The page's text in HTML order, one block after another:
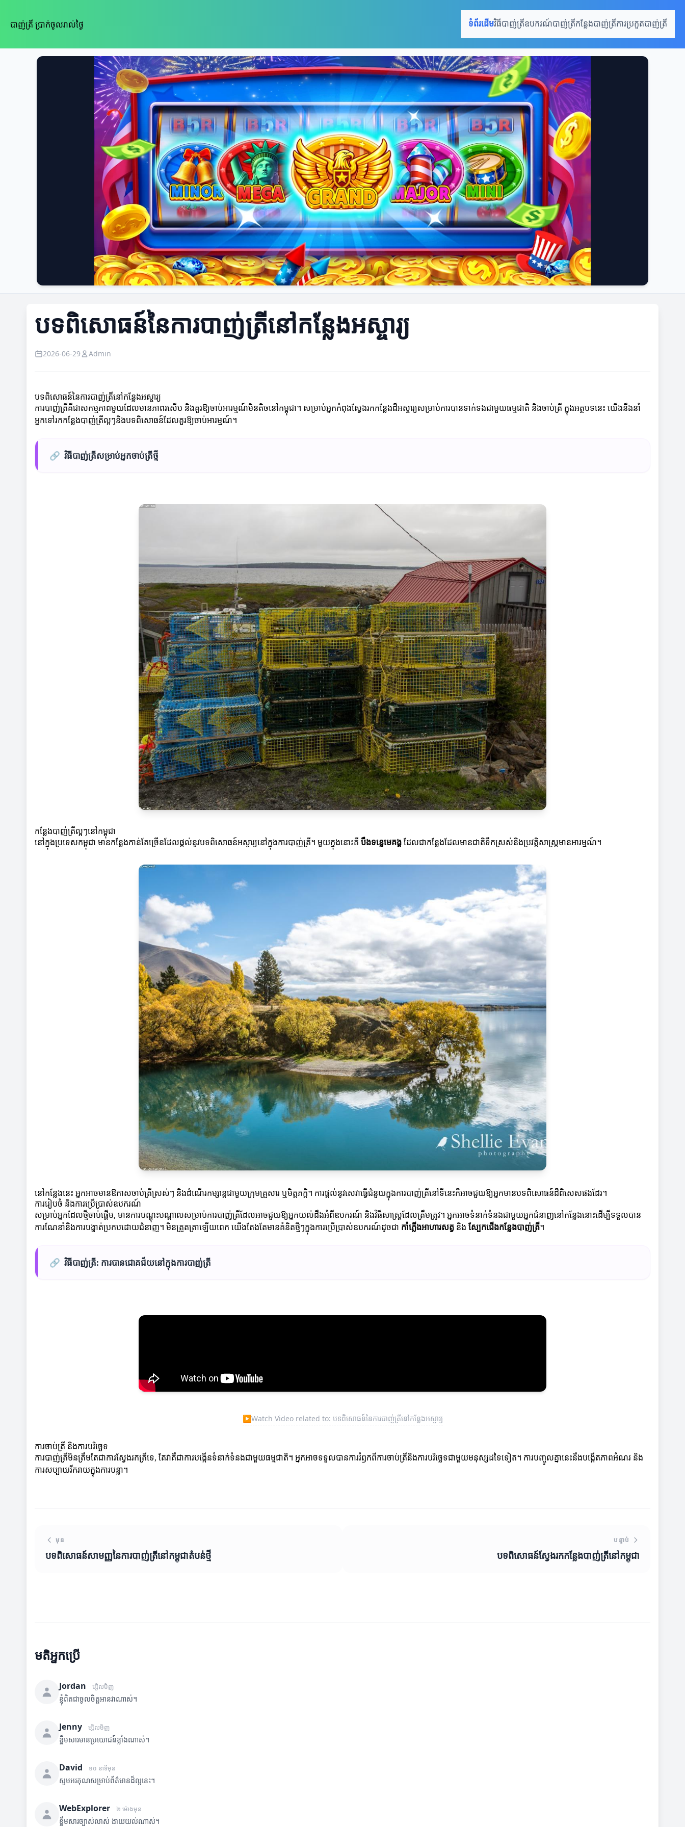
បាញ់ត្រី ប្រាក់ចូលរាល់ថ្ងៃ ទំព័រដើមវិធីបាញ់ត្រីឧបករណ៍បាញ់ត្រីកន្លែងបាញ់ត្រីការប្រកួតបាញ់ត្រី
បទពិសោធន៍នៃការបាញ់ត្រីនៅកន្លែងអស្ចារ្យ
2026-06-29 Admin
បទពិសោធន៍នៃការបាញ់ត្រីនៅកន្លែងអស្ចារ្យ
ការបាញ់ត្រីគឺជា​សកម្មភាពមួយដែលមានភាពរសើប និងគួរឱ្យចាប់អារម្មណ៍មិនតិចនៅកម្ពុជា។ សម្រាប់អ្នកកំពុងស្វែងរកកន្លែងដ៏អស្ចារ្យសម្រាប់ការបានទាក់ទងជាមួយធម្មជាតិ និងចាប់ត្រី ក្នុងអត្ថបទនេះ យើងនឹងនាំ
អ្នកទៅរកកន្លែងបាញ់ត្រីល្អៗនិងបទពិសោធន៍ដែលគួរ​ឱ្យចាប់អារម្មណ៍។
🔗 វិធីបាញ់ត្រីសម្រាប់អ្នកចាប់ត្រីថ្មី
កន្លែងបាញ់ត្រីល្អៗនៅកម្ពុជា
នៅក្នុងប្រទេសកម្ពុជា មានកន្លែងកាន់តែច្រើនដែលផ្តល់នូវបទពិសោធន៍អស្ចារ្យនៅក្នុងការបាញ់ត្រី។ មួយក្នុងនោះគឺ បឹងទន្លេមេគង្គដែលជាកន្លែងដែលមានជាតិទឹកស្រស់និងប្រវត្តិសាស្ត្រមានអារម្មណ៍។
នៅកន្លែងនេះ អ្នកអាចមានឱកាសចាប់ត្រីស្រស់ៗ និងដំណើរកម្សាន្តជាមួយក្រុមគ្រួសារ ឬមិត្តភក្តិ។ ការផ្តល់នូវសេវាធ្វើជំនួយក្នុងការបាញ់ត្រីនៅទីនេះក៏អាចជួយឱ្យអ្នកមានបទពិសោធន៍ដ៏ពិសេសផងដែរ។
ការរៀបចំ និងការប្រើប្រាស់ឧបករណ៍
សម្រាប់អ្នកដែលថ្មីចាប់ផ្តើម, មានការបណ្តុះបណ្តាលសម្រាប់ការបាញ់ត្រីដែលអាចជួយឱ្យអ្នកយល់ដឹងអំពីឧបករណ៍ និងវិធីសាស្ត្រដែលត្រឹមត្រូវ។ អ្នកអាចទំនាក់ទំនងជាមួយអ្នកជំនាញនៅកន្លែងនោះដើម្បីទទួលបាន
ការណែនាំនិងការបង្ហាត់ប្រកបដោយជំនាញ។ មិនត្រួតត្រាឡើយពេក យើងតែងតែមានគំនិតថ្មីៗក្នុងការប្រើប្រាស់ឧបករណ៍ដូចជា កាំភ្លើងអាហារសត្វ និង ស្បែកជើងកន្លែងបាញ់ត្រី។
🔗 វិធីបាញ់ត្រី: ការបានជោគជ័យនៅក្នុងការបាញ់ត្រី
▶Watch Video related to: បទពិសោធន៍នៃការបាញ់ត្រីនៅកន្លែងអស្ចារ្យ
ការចាប់ត្រី និងការបរិច្ឆេទ
ការបាញ់ត្រីមិនត្រឹមតែជាការស្វែងរកត្រីទេ, តែវាគឺជាការបង្កើនទំនាក់ទំនងជាមួយធម្មជាតិ។ អ្នកអាចទទួលបានការរំឭកពីការចាប់ត្រីនិងការបរិច្ឆេទជាមួយមនុស្សដទៃទៀត។ ការបញ្ចូលគ្នានេះនឹងបង្កើតភាពអំណរ និង
ការសប្បាយរីករាយក្នុងការបន្លា។
មុន
បទពិសោធន៍សាមញ្ញនៃការបាញ់ត្រីនៅកម្ពុជាតំបន់ថ្មី
បន្ទាប់
បទពិសោធន៍ស្វែងរកកន្លែងបាញ់ត្រីនៅកម្ពុជា
មតិអ្នកប្រើ
Jordan ម្សិលមិញ
ខ្ញុំពិតជាចូលចិត្តអានវាណាស់។
Jenny ម្សិលមិញ
ខ្លឹមសារមានប្រយោជន៍ខ្លាំងណាស់។
David ១០ នាទីមុន
សូមអរគុណសម្រាប់ព័ត៌មានដ៏ល្អនេះ។
WebExplorer ២ ម៉ោងមុន
ខ្លឹមសារច្បាស់លាស់ ងាយយល់ណាស់។